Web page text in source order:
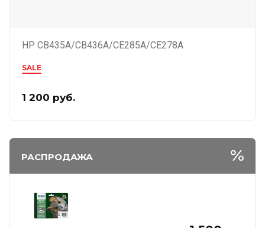
HP CB435A/CB436A/CE285A/CE278A
SALE
1 200 руб.
РАСПРОДАЖА